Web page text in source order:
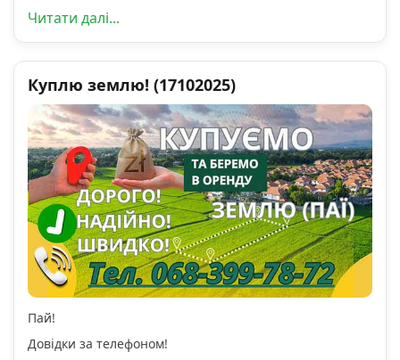
Читати далі...
Куплю землю! (17102025)
Пай!
Довідки за телефоном!